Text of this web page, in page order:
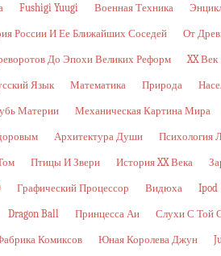
Fushigi Yuugi Военная Техника
России И Ее Ближайших Соседей От
До Эпохи Великих Реформ XX Век
Язык Математика Природа
Материи Механическая Картина Мира
Архитектура Души Психология
Птицы И Звери История XX Века
Графический Процессор Видюха Ipod
Dragon Ball Принцесса Аи Слухи С Той
Комиксов Юная Королева Джун